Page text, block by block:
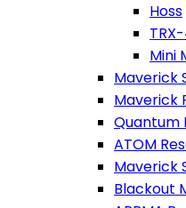
Hoss
Mini
Maverick
Maverick
Quantum
ATOM
Maverick
Blackout